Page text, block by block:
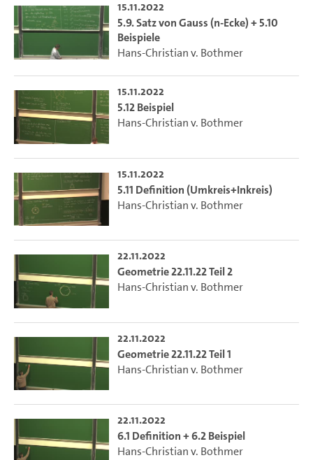
15.11.2022
5.9. Satz von Gauss (n-Ecke) + 5.10
Beispiele
Hans-Christian v. Bothmer
15.11.2022
5.12 Beispiel
Hans-Christian v. Bothmer
15.11.2022
5.11 Definition (Umkreis+Inkreis)
Hans-Christian v. Bothmer
22.11.2022
Geometrie 22.11.22 Teil 2
Hans-Christian v. Bothmer
22.11.2022
Geometrie 22.11.22 Teil 1
Hans-Christian v. Bothmer
22.11.2022
6.1 Definition + 6.2 Beispiel
Hans-Christian v. Bothmer